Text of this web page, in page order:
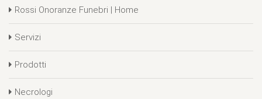
Rossi Onoranze Funebri | Home
Servizi
Prodotti
Necrologi